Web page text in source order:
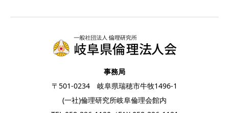
事務局
〒501-0234 岐阜県瑞穂市牛牧1496-1
(一社)倫理研究所岐阜倫理会館内